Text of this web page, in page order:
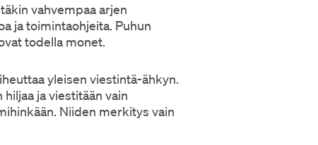
vahvempaa arjen
ja toimintaohjeita. Puhun
todella monet.
yleisen viestintä-ähkyn.
hiljaa ja viestitään vain
Niiden merkitys vain